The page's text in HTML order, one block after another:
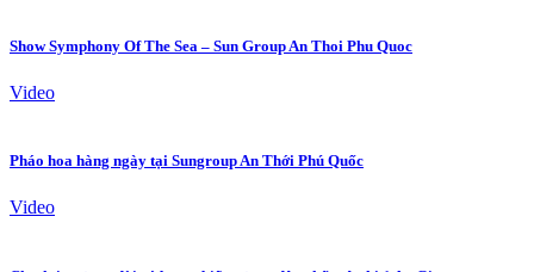
Show Symphony Of The Sea – Sun Group An Thoi Phu Quoc
Video
Pháo hoa hàng ngày tại Sungroup An Thới Phú Quốc
Video